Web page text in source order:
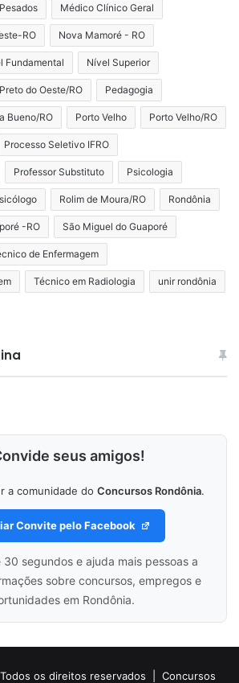
Médico Clínico Geral
RO Nova Mamoré - RO
Fundamental Nível Superior
do Oeste/RO Pedagogia
Bueno/RO Porto Velho Porto Velho/RO
Processo Seletivo IFRO
Professor Substituto Psicologia
Rolim de Moura/RO Rondônia
-RO São Miguel do Guaporé
de Enfermagem
Técnico em Radiologia unir rondônia
seus amigos!
a comunidade do Concursos Rondônia.
Convite pelo Facebook
30 segundos e ajuda mais pessoas a
sobre concursos, empregos e
em Rondônia.
os direitos reservados | Concursos